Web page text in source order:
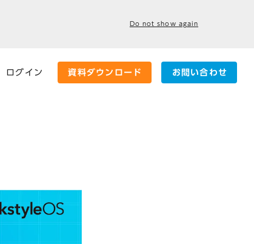
ログイン 資料ダウンロード お問い合わせ
Do not show again